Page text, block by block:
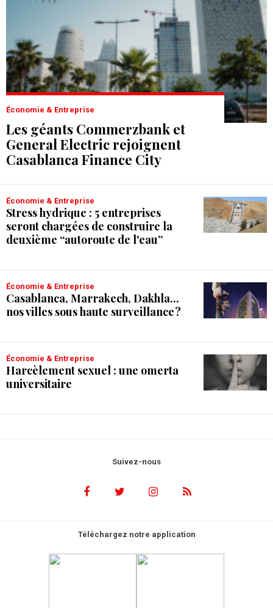
Économie & Entreprise
Les géants Commerzbank et
General Electric rejoignent
Casablanca Finance City
Économie & Entreprise
Stress hydrique : 5 entreprises
seront chargées de construire la
deuxième “autoroute de l'eau”
Économie & Entreprise
Casablanca, Marrakech, Dakhla...
nos villes sous haute surveillance ?
Économie & Entreprise
Harcèlement sexuel : une omerta
universitaire
Suivez-nous
Téléchargez notre application